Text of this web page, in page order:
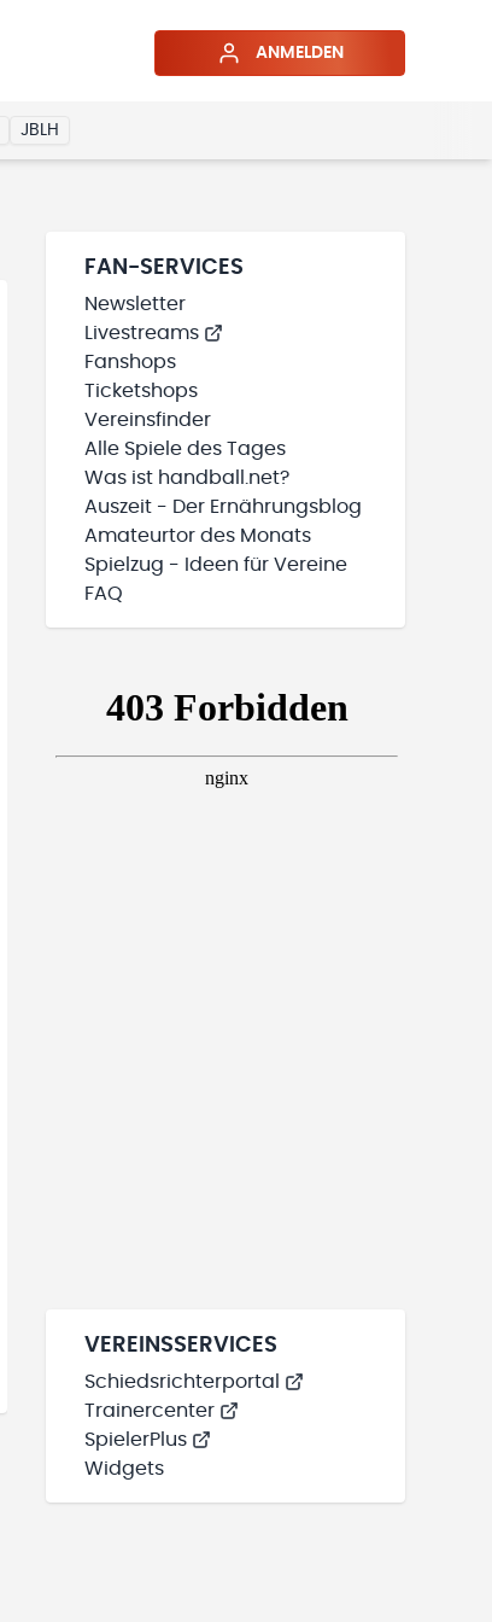
ANMELDEN
JBLH
FAN-SERVICES
Newsletter
Livestreams
Fanshops
Ticketshops
Vereinsfinder
Alle Spiele des Tages
Was ist handball.net?
Auszeit - Der Ernährungsblog
Amateurtor des Monats
Spielzug - Ideen für Vereine
FAQ
VEREINSSERVICES
Schiedsrichterportal
Trainercenter
SpielerPlus
Widgets